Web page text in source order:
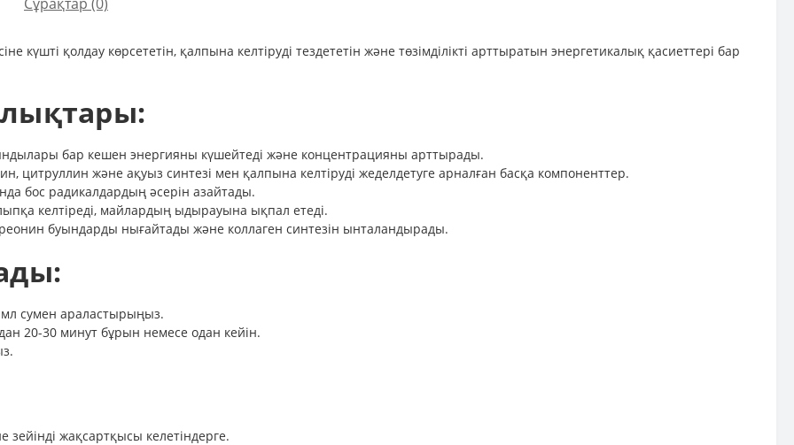
күшті қолдау көрсететін, қалпына келтіруді тездететін және төзімділікті арттыратын энергетикалық қасиеттері бар
бар кешен энергияны күшейтеді және концентрацияны арттырады.
цитруллин және ақуыз синтезі мен қалпына келтіруді жеделдетуге арналған басқа компоненттер.
бос радикалдардың әсерін азайтады.
келтіреді, майлардың ыдырауына ықпал етеді.
буындарды нығайтады және коллаген синтезін ынталандырады.
сумен араластырыңыз.
20-30 минут бұрын немесе одан кейін.
зейінді жақсартқысы келетіндерге.